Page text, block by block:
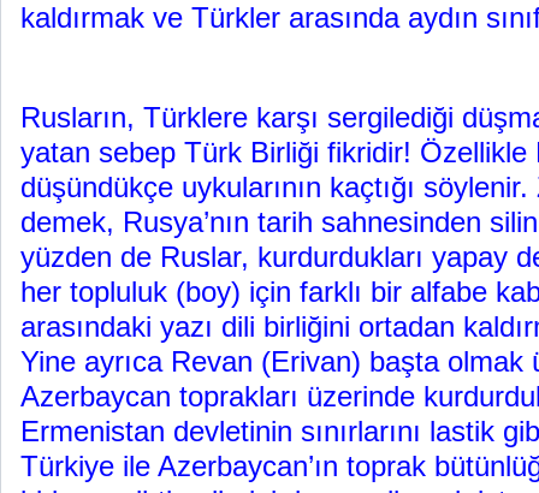
kaldırmak ve Türkler arasında aydın
Rusların, Türklere karşı sergilediği
yatan sebep Türk Birliği fikridir! Özellikle
düşündükçe uykularının kaçtığı
demek, Rusya’nın tarih sahnesinden
yüzden de Ruslar, kurdurdukları yapay
her topluluk (boy) için farklı bir alfabe
arasındaki yazı dili birliğini ortadan
Yine ayrıca Revan (Erivan) başta olmak
Azerbaycan toprakları üzerinde
Ermenistan devletinin sınırlarını lastik
Türkiye ile Azerbaycan’ın toprak